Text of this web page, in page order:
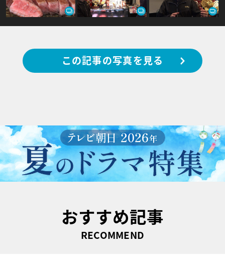
この記事の写真を見る
おすすめ記事
RECOMMEND